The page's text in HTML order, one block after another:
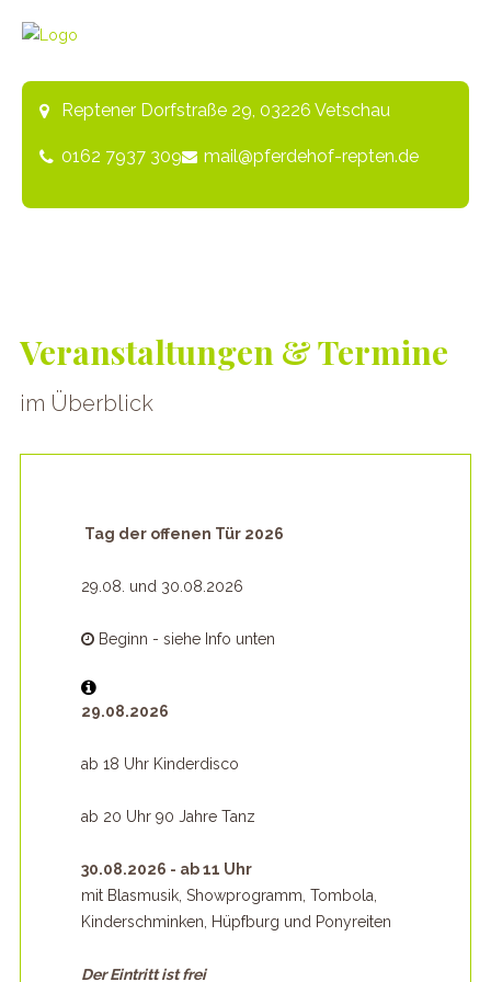
Reptener Dorfstraße 29, 03226 Vetschau
0162 7937 309 mail@pferdehof-repten.de
Veranstaltungen & Termine
im Überblick
Tag der offenen Tür 2026
29.08. und 30.08.2026
Beginn - siehe Info unten
29.08.2026
ab 18 Uhr Kinderdisco
ab 20 Uhr 90 Jahre Tanz
30.08.2026 - ab 11 Uhr
mit Blasmusik, Showprogramm, Tombola,
Kinderschminken, Hüpfburg und Ponyreiten
Der Eintritt ist frei